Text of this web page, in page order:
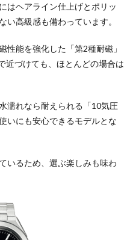
はヘアライン仕上げとポリッ
い高級感も備わっています。
性能を強化した「第2種耐磁」
近づけても、ほとんどの場合は
濡れなら耐えられる「10気圧
いにも安心できるモデルとな
いるため、選ぶ楽しみも味わ